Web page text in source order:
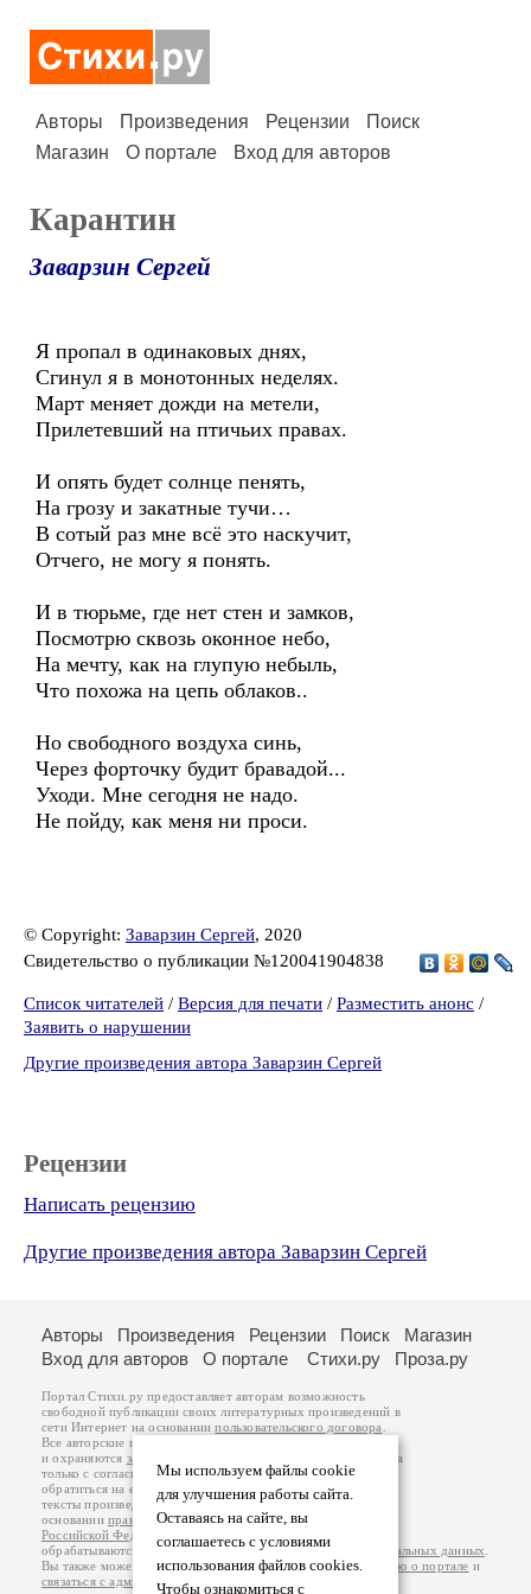
Авторы Произведения Рецензии
Поиск
Магазин
О портале Вход для авторов
Карантин
Заварзин Сергей
Я пропал в одинаковых днях,
Сгинул я в монотонных неделях.
Март меняет дожди на метели,
Прилетевший на птичьих правах.
И опять будет солнце пенять,
На грозу и закатные тучи…
В сотый раз мне всё это наскучит,
Отчего, не могу я понять.
И в тюрьме, где нет стен и замков,
Посмотрю сквозь оконное небо,
На мечту, как на глупую небыль,
Что похожа на цепь облаков..
Но свободного воздуха синь,
Через форточку будит бравадой...
Уходи. Мне сегодня не надо.
Не пойду, как меня ни проси.
© Copyright: Заварзин Сергей, 2020
Свидетельство о публикации №120041904838
Список читателей / Версия для печати / Разместить анонс /
Заявить о нарушении
Другие произведения автора Заварзин Сергей
Рецензии
Написать рецензию
Другие произведения автора Заварзин Сергей
Мы используем файлы cookie
для улучшения работы сайта.
Оставаясь на сайте, вы
соглашаетесь с условиями
использования файлов cookies.
Чтобы ознакомиться с
Авторы Произведения Рецензии Поиск
Магазин
Вход для авторов
О портале Стихи.ру Проза.ру
Портал Стихи.ру предоставляет авторам возможность
свободной публикации своих литературных произведений в
сети Интернет на основаниипользовательского договора
Все авторские права на произведения принадлежат авторам
и охраняются законом
. Перепечатка произведений возможна
только с согласия его автора, к которому вы можете
обратиться на его авторской странице. Ответственность за
тексты произведений авторы несут самостоятельно на
основанииправил публикацииизаконодательства
Российской Федерации
обрабатываются на основанииПолитики обработки персональных данных
Вы также можете посмотреть более подробнуюинформацию о портале и
связаться с администрацией